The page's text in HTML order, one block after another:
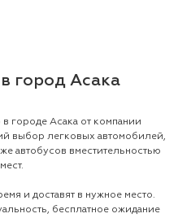
город Асака
в городе Асака от компании
выбор легковых автомобилей,
автобусов вместительностью
и доставят в нужное место.
бесплатное ожидание